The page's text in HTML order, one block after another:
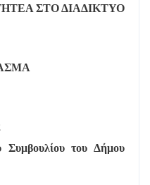
ΣΤΟ ΔΙΑΔΙΚΤΥΟ
Συμβουλίου του Δήμου